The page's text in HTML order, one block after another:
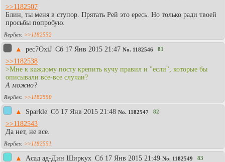
>>1182507
Блин, ты меня в ступор. Прятать Рей это ересь. Но только ради твоей
просьбы попробую.
>>1182552
▲ pec7OxiJ Сб 17 Янв 2015 21:47 No. 1182546 81
>>1182538
>Мне к каждому посту крепить кучу правил и "если", которые бы
описывали все-все случаи?
А можно?
>>1182550
▲ Sparkle Сб 17 Янв 2015 21:48 No. 1182547 82
>>1182543
Да нет, не все.
>>1182551
▲ Асад ад-Дин Ширкух Сб 17 Янв 2015 21:49 No. 1182549 83